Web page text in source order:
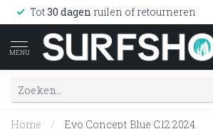
Tot30 dagen ruilen of retourneren
MENU
Home / Evo Concept Blue C12 2024